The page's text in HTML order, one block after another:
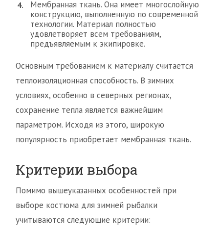
Мембранная ткань. Она имеет многослойную
конструкцию, выполненную по современной
технологии. Материал полностью
удовлетворяет всем требованиям,
предъявляемым к экипировке.
Основным требованием к материалу считается
теплоизоляционная способность. В зимних
условиях, особенно в северных регионах,
сохранение тепла является важнейшим
параметром. Исходя из этого, широкую
популярность приобретает мембранная ткань.
Критерии выбора
Помимо вышеуказанных особенностей при
выборе костюма для зимней рыбалки
учитываются следующие критерии: